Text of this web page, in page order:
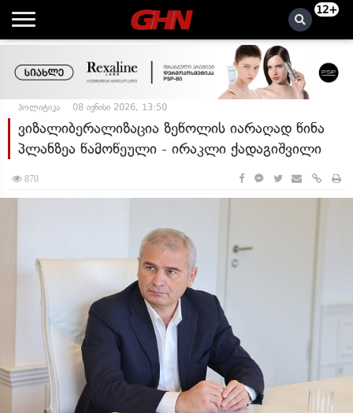
12+
პოლიტიკა 08 ივნისი 2026, 13:50
ვიზალიბერალიზაცია ზეწოლის იარაღად წინა
პლანზეა წამოწეული - ირაკლი ქადაგიშვილი
870